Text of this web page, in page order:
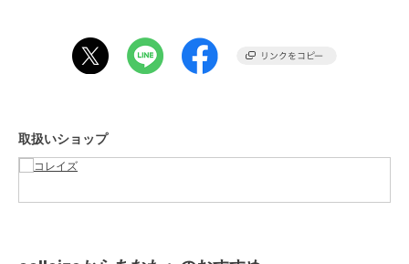
商品のお取り扱い方法
取扱いショップ